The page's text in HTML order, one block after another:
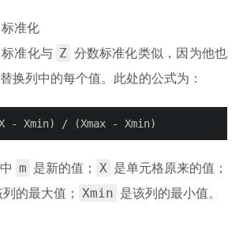
标准化
标准化与 Z
分数标准化类似，因为他也
换列中的每个值。此处的公式为：
- Xmin) / (Xmax - Xmin)
m 是新的值； X 是单元格原来的值；
列的最大值； Xmin 是该列的最小值。